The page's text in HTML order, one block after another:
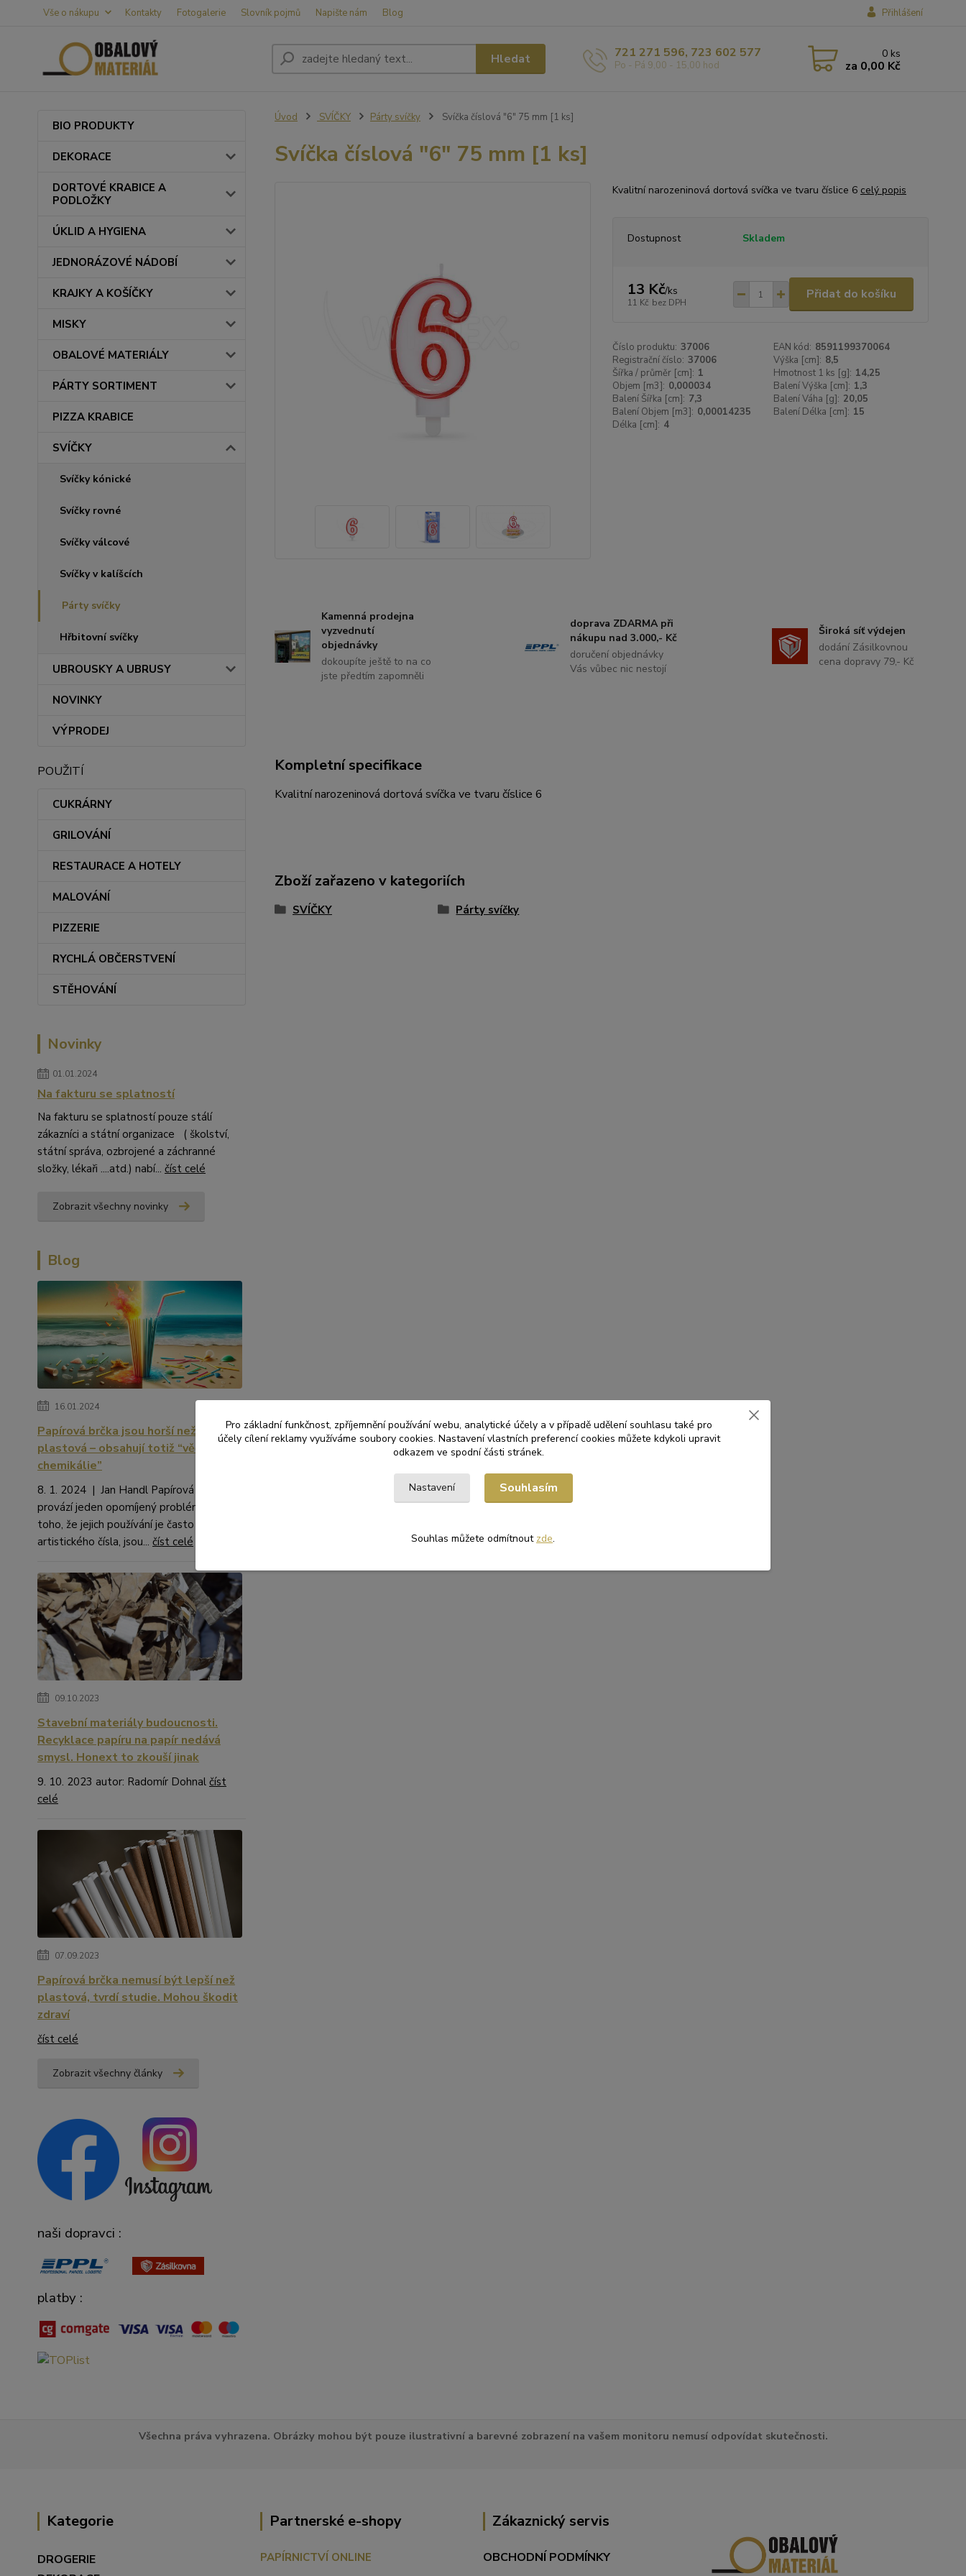
Vše o nákupu Kontakty Fotogalerie Slovník pojmů Napište nám Blog Přihlášení
Hledat 721 271 596, 723 602 577
Po - Pá 9,00 - 15,00 hod
0 ks
za 0,00 Kč
BIO PRODUKTY
DEKORACE
DORTOVÉ KRABICE A
PODLOŽKY
ÚKLID A HYGIENA
JEDNORÁZOVÉ NÁDOBÍ
KRAJKY A KOŠÍČKY
MISKY
OBALOVÉ MATERIÁLY
PÁRTY SORTIMENT
PIZZA KRABICE
SVÍČKY
Svíčky kónické
Svíčky rovné
Svíčky válcové
Svíčky v kalíšcích
Párty svíčky
Hřbitovní svíčky
UBROUSKY A UBRUSY
NOVINKY
VÝPRODEJ
POUŽITÍ
CUKRÁRNY
GRILOVÁNÍ
RESTAURACE A HOTELY
MALOVÁNÍ
PIZZERIE
RYCHLÁ OBČERSTVENÍ
STĚHOVÁNÍ
Novinky
01.01.2024
Na fakturu se splatností
Na fakturu se splatností pouze stálí
zákazníci a státní organizace ( školství,
státní správa, ozbrojené a záchranné
složky, lékaři ....atd.) nabí... číst celé
Zobrazit všechny novinky
Blog
16.01.2024
Papírová brčka jsou horší než
plastová – obsahují totiž “věčné
chemikálie”
8. 1. 2024 | Jan Handl Papírová brčka
provází jeden opomíjený problém. Kromě
toho, že jejich používání je často na hraně
artistického čísla, jsou... číst celé
09.10.2023
Stavební materiály budoucnosti.
Recyklace papíru na papír nedává
smysl. Honext to zkouší jinak
9. 10. 2023 autor: Radomír Dohnal číst
celé
07.09.2023
Papírová brčka nemusí být lepší než
plastová, tvrdí studie. Mohou škodit
zdraví
číst celé
Zobrazit všechny články
naši dopravci :
platby :
Úvod SVÍČKY Párty svíčky Svíčka číslová "6" 75 mm [1 ks]
Svíčka číslová "6" 75 mm [1 ks]
Kvalitní narozeninová dortová svíčka ve tvaru číslice 6 celý popis
Dostupnost Skladem
13 Kč/ks
11 Kč bez DPH
Přidat do košíku
Číslo produktu: 37006 EAN kód: 8591199370064
Registrační číslo: 37006 Výška [cm]: 8,5
Šířka / průměr [cm]: 1 Hmotnost 1 ks [g]: 14,25
Objem [m3]: 0,000034 Balení Výška [cm]: 1,3
Balení Šířka [cm]: 7,3 Balení Váha [g]: 20,05
Balení Objem [m3]: 0,00014235 Balení Délka [cm]: 15
Délka [cm]: 4
Kamenná prodejna
vyzvednutí
objednávky
dokoupíte ještě to na co
jste předtím zapomněli
doprava ZDARMA při
nákupu nad 3.000,- Kč
doručení objednávky
Vás vůbec nic nestojí
Široká síť výdejen
dodání Zásilkovnou
cena dopravy 79,- Kč
Kompletní specifikace
Kvalitní narozeninová dortová svíčka ve tvaru číslice 6
Zboží zařazeno v kategoriích
SVÍČKY Párty svíčky
Všechna práva vyhrazena. Obrázky mohou být pouze ilustrativní a barevné zobrazení na vašem monitoru nemusí odpovídat skutečnosti.
Kategorie
DROGERIE
Partnerské e-shopy
PAPÍRNICTVÍ ONLINE
Zákaznický servis
OBCHODNÍ PODMÍNKY
Pro základní funkčnost, zpříjemnění používání webu, analytické účely a v případě udělení souhlasu také pro
účely cílení reklamy využíváme soubory cookies. Nastavení vlastních preferencí cookies můžete kdykoli upravit
odkazem ve spodní části stránek.
Nastavení Souhlasím
Souhlas můžete odmítnout zde.